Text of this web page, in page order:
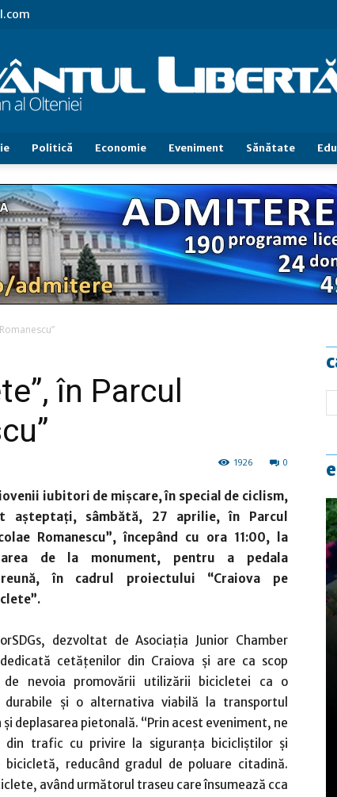
Cuvântul
Libertăţii
Politică Economie Eveniment Sănătate
în Parcul
0
1926
iubitori de mişcare, în special de ciclism,
aşteptaţi, sâmbătă, 27 aprilie, în Parcul
Romanescu”, începând cu ora 11:00, la
de la monument, pentru a pedala
în cadrul proiectului “Craiova pe
dezvoltat de Asociația Junior Chamber
cetățenilor din Craiova şi are ca scop
nevoia promovării utilizării bicicletei ca o
și o alternativa viabilă la transportul
deplasarea pietonală. “Prin acest eveniment, ne
trafic cu privire la siguranţa bicicliştilor şi
reducând gradul de poluare citadină.
având următorul traseu care însumează cca